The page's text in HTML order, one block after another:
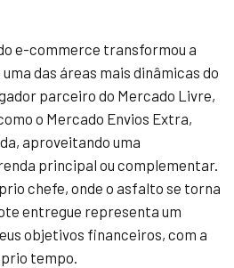
e-commerce transformou a
das áreas mais dinâmicas do
parceiro do Mercado Livre,
o Mercado Envios Extra,
aproveitando uma
principal ou complementar.
chefe, onde o asfalto se torna
entregue representa um
objetivos financeiros, com a
tempo.